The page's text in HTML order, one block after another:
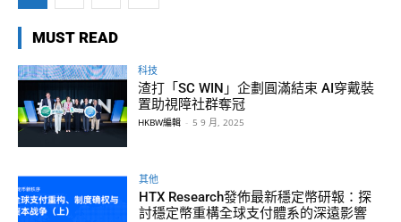
MUST READ
科技
渣打「SC WIN」企劃圓滿結束 AI穿戴裝
置助視障社群奪冠
HKBW編輯 - 5 9 月, 2025
其他
HTX Research發佈最新穩定幣研報：探
討穩定幣重構全球支付體系的深遠影響